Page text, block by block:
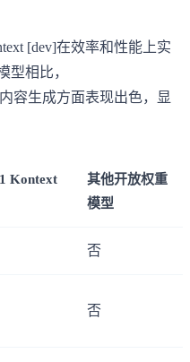
[dev]在效率和性能上实
型相比，
容生成方面表现出色，显
Kontext
其他开放权重
模型
否
否